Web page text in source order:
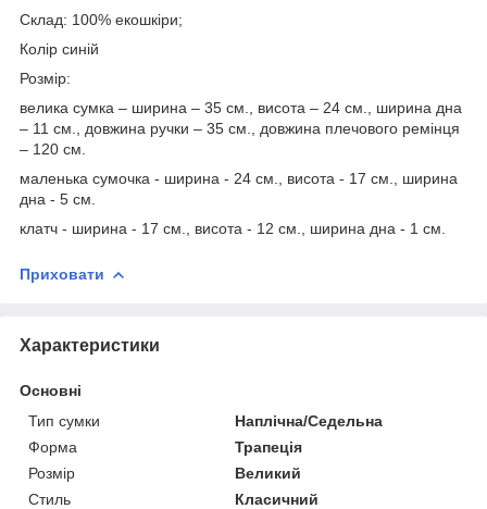
Склад: 100% екошкіри;
Колір синій
Розмір:
велика сумка – ширина – 35 см., висота – 24 см., ширина дна
– 11 см., довжина ручки – 35 см., довжина плечового ремінця
– 120 см.
маленька сумочка - ширина - 24 см., висота - 17 см., ширина
дна - 5 см.
клатч - ширина - 17 см., висота - 12 см., ширина дна - 1 см.
Приховати
Характеристики
Основні
Тип сумки
Наплічна/Седельна
Форма
Трапеція
Розмір
Великий
Стиль
Класичний